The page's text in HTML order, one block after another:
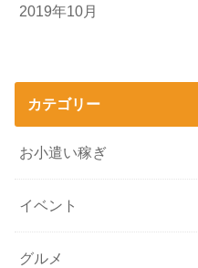
2019年10月
カテゴリー
お小遣い稼ぎ
イベント
グルメ